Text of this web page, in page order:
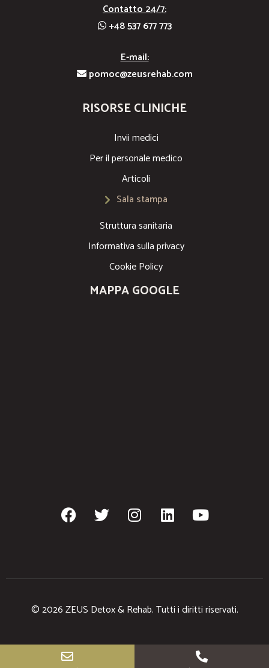
Contatto 24/7:
+48 537 677 773
E-mail:
pomoc@zeusrehab.com
RISORSE CLINICHE
Invii medici
Per il personale medico
Articoli
Sala stampa
Struttura sanitaria
Informativa sulla privacy
Cookie Policy
MAPPA GOOGLE
© 2026 ZEUS Detox & Rehab. Tutti i diritti riservati.